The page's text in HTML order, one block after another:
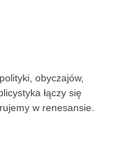
obyczajów,
łączy się
w renesansie.